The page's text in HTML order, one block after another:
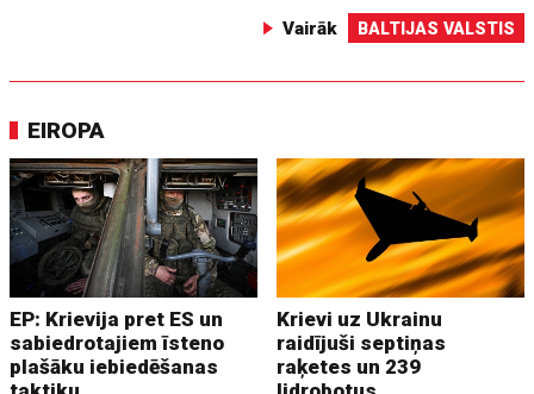
Vairāk BALTIJAS VALSTIS
EIROPA
EP: Krievija pret ES un
sabiedrotajiem īsteno
plašāku iebiedēšanas
Krievi uz Ukrainu
raidījuši septiņas
raķetes un 239